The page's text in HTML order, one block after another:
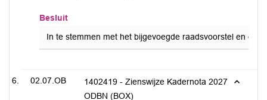
Besluit
In te stemmen met het bijgevoegde raadsvoorstel en dit
02.07.OB
1402419 - Zienswijze Kadernota 2027
ODBN (BOX)